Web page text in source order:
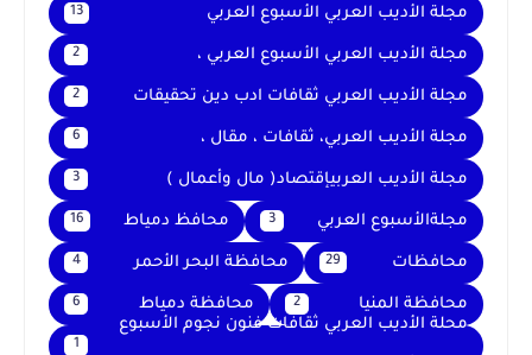
مجلة الأديب العربي الأسبوع العربي 13
مجلة الأديب العربي الأسبوع العربي ، 2
مجلة الأديب العربي ثقافات ادب دين تحقيقات 2
مجلة الأديب العربي، ثقافات ، مقال ، 6
مجلة الأديب العربيإقتصاد( مال وأعمال ) 3
مجلةالأسبوع العربي 3 محافظ دمياط 16
محافظات 29 محافظة البحر الأحمر 4
محافظة المنيا 2 محافظة دمياط 6
محلة الأديب العربي ثقافات فنون نجوم الأسبوع
1